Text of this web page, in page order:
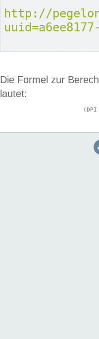
http://
Die Formel zur
lautet: